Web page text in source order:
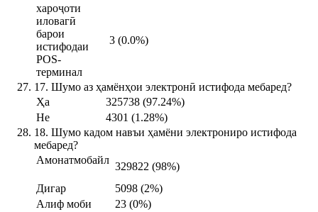
хароҷоти
иловагӣ
барои
истифодаи
POS-
терминал
3 (0.0%)
17. Шумо аз ҳамёнҳои электронӣ истифода мебаред?
Ҳа
325738 (97.24%)
Не
4301 (1.28%)
18. Шумо кадом навъи ҳамёни электрониро истифода
мебаред?
Амонатмобайл
329822 (98%)
Дигар
5098 (2%)
Алиф моби
23 (0%)